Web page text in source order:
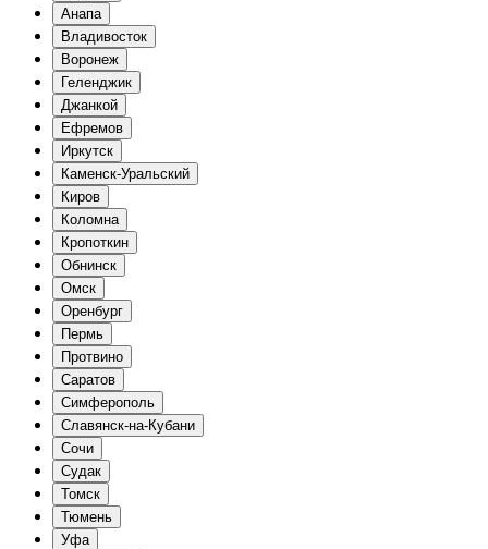
Анапа
Владивосток
Воронеж
Геленджик
Джанкой
Ефремов
Иркутск
Каменск-Уральский
Киров
Коломна
Кропоткин
Обнинск
Омск
Оренбург
Пермь
Протвино
Саратов
Симферополь
Славянск-на-Кубани
Сочи
Судак
Томск
Тюмень
Уфа